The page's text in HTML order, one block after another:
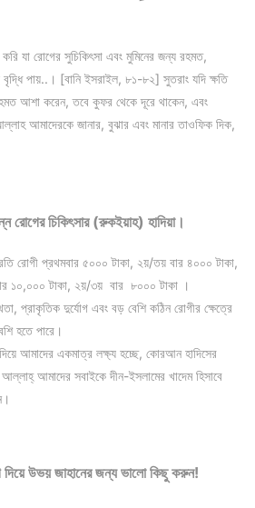
যা রোগের সুচিকিৎসা এবং মুমিনের জন্য রহমত,
বৃদ্ধি পায়..। [বানি ইসরাইল, ৮১-৮২] সুতরাং যদি ক্ষতি
আশা করেন, তবে কুফর থেকে দূরে থাকেন, এবং
আমাদেরকে জানার, বুঝার এবং মানার তাওফিক দিক,
রোগের চিকিৎসার (রুকইয়াহ) হাদিয়া।
রোগী প্রথমবার ৫০০০ টাকা, ২য়/তয় বার ৪০০০ টাকা,
১০,০০০ টাকা, ২য়/৩য় বার ৮০০০ টাকা ।
প্রাকৃতিক দুর্যোগ এবং বড় বেশি কঠিন রোগীর ক্ষেত্রে
হতে পারে।
আমাদের একমাত্র লক্ষ্য হচ্ছে, কোরআন হাদিসের
আমাদের সবাইকে দীন-ইসলামের খাদেম হিসাবে
উভয় জাহানের জন্য ভালো কিছু করুন!